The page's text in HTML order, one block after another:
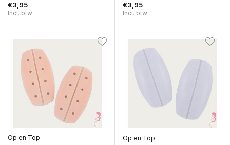
€3,95
Incl. btw
€3,95
Incl. btw
Op en Top Op en Top